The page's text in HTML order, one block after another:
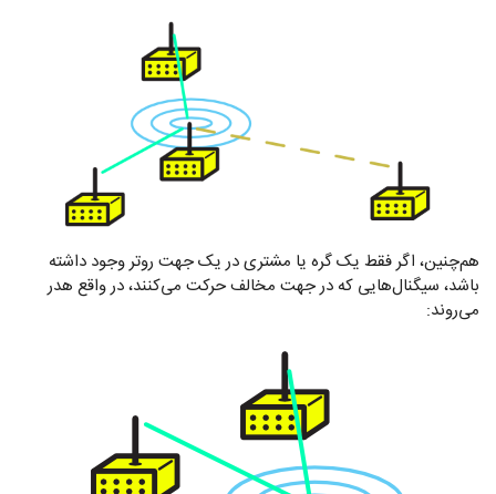
هم‌چنین، اگر فقط یک گره یا مشتری در یک جهت روتر وجود داشته
باشد، سیگنال‌هایی که در جهت مخالف حرکت می‌کنند، در واقع هدر
می‌روند: